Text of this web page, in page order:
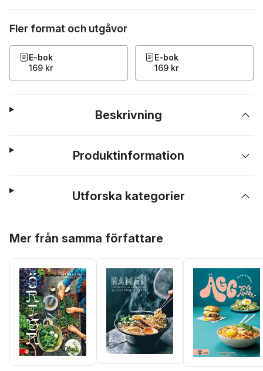
Fler format och utgåvor
E-bok
169 kr
E-bok
169 kr
Beskrivning
Produktinformation
Utforska kategorier
Mer från samma författare